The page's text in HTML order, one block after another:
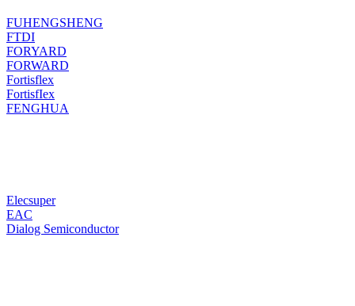
FUHENGSHENG
FTDI
FORYARD
FORWARD
Fortisflex
FortisfIex
FENGHUA
Elecsuper
EAC
Dialog Semiconductor